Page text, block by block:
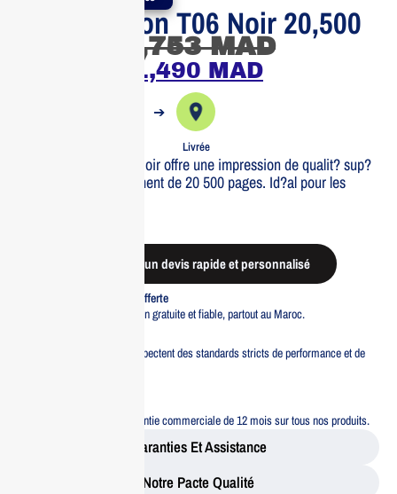
Toner Canon T06 Noir 20,500
1,753MAD
1,490 MAD
➔
Livrée
Le toner Canon T06 Noir offre une impression de qualit? sup?
rieure avec un rendement de 20 500 pages. Id?al pour les
Demander un devis rapide et personnalisé
Livraison standard offerte
Profitez d’une livraison gratuite et fiable, partout au Maroc.
Tous nos produits respectent des standards stricts de performance et de
Bénéficiez d’une garantie commerciale de 12 mois sur tous nos produits.
Garanties Et Assistance
Notre Pacte Qualité